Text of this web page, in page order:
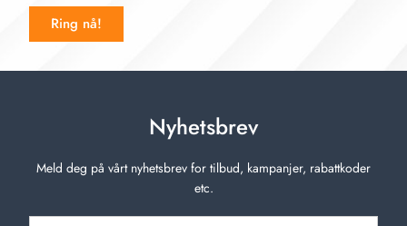
Ring nå!
Nyhetsbrev
Meld deg på vårt nyhetsbrev for tilbud, kampanjer, rabattkoder
etc.